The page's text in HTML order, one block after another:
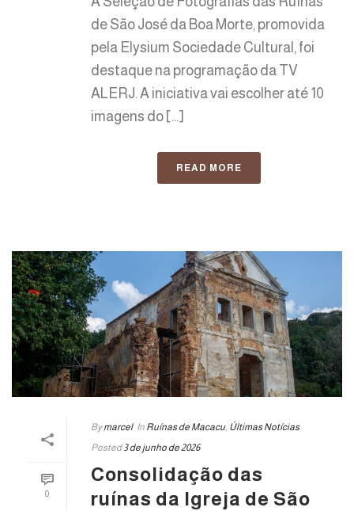
de São José da Boa Morte, promovida
pela Elysium Sociedade Cultural, foi
destaque na programação da TV
ALERJ. A iniciativa vai escolher até 10
imagens do [...]
READ MORE
0
By marcel In Ruínas de Macacu, Últimas Notícias
Posted 3 de junho de 2026
Consolidação das
ruínas da Igreja de São